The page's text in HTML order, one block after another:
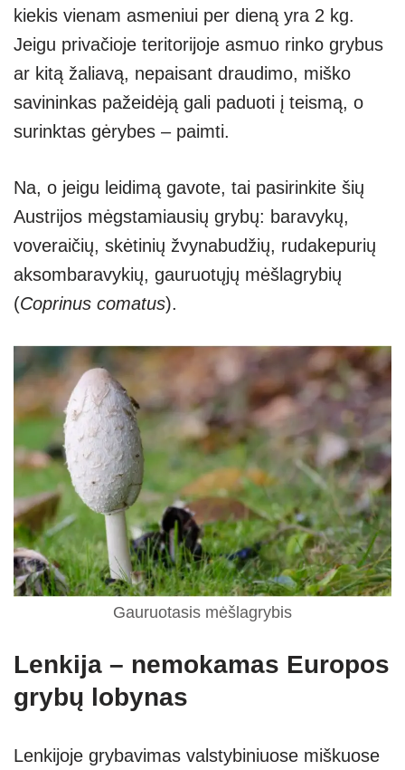
kiekis vienam asmeniui per dieną yra 2 kg.
Jeigu privačioje teritorijoje asmuo rinko grybus
ar kitą žaliavą, nepaisant draudimo, miško
savininkas pažeidėją gali paduoti į teismą, o
surinktas gėrybes – paimti.
Na, o jeigu leidimą gavote, tai pasirinkite šių
Austrijos mėgstamiausių grybų: baravykų,
voveraičių, skėtinių žvynabudžių, rudakepurių
aksombaravykių, gauruotųjų mėšlagrybių
(Coprinus comatus).
Gauruotasis mėšlagrybis
Lenkija – nemokamas Europos
grybų lobynas
Lenkijoje grybavimas valstybiniuose miškuose